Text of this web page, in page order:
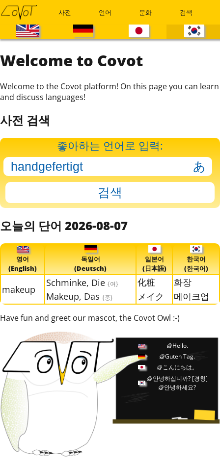
사전 언어 문화 검색
Welcome to Covot
Welcome to the Covot platform! On this page you can learn
and discuss languages!
사전 검색
좋아하는 언어로 입력:
오늘의 단어 2026-08-07
영어
(English)
독일어
(Deutsch)
일본어
(日本語)
한국어
(한국어)
makeup
Schminke, Die {여}
Makeup, Das {중}
化粧
メイク
화장
메이크업
Have fun and greet our mascot, the Covot Owl :-)
Hello.
Guten Tag.
こんにちは。
안녕하십니까? [경칭]
안녕하세요?